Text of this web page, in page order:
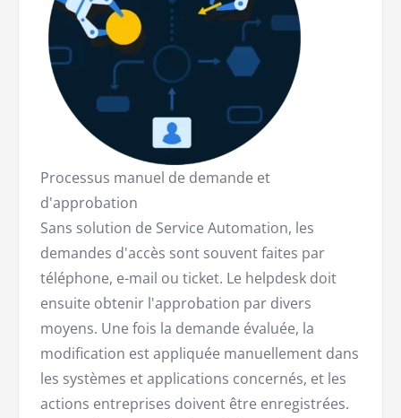
Processus manuel de demande et
d'approbation
Sans solution de Service Automation, les
demandes d'accès sont souvent faites par
téléphone, e-mail ou ticket. Le helpdesk doit
ensuite obtenir l'approbation par divers
moyens. Une fois la demande évaluée, la
modification est appliquée manuellement dans
les systèmes et applications concernés, et les
actions entreprises doivent être enregistrées.